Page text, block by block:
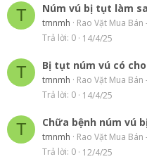
T Núm vú bị tụt làm
tmnmh
Rao Vặt Mua Bán
Trả lời 0 14/4/25
T Bị tụt núm vú có
tmnmh
Rao Vặt Mua Bán
Trả lời 0 14/4/25
T Chữa bệnh núm vú
tmnmh
Rao Vặt Mua Bán
Trả lời 0 12/4/25